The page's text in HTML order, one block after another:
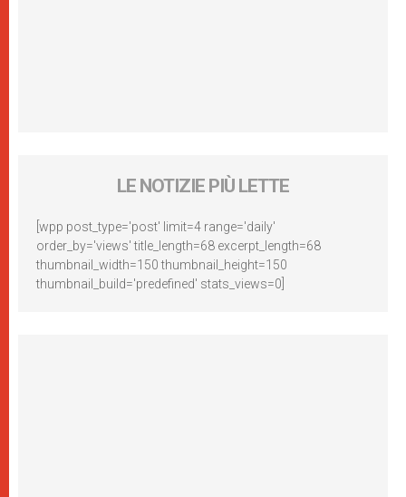
LE NOTIZIE PIÙ LETTE
[wpp post_type='post' limit=4 range='daily'
order_by='views' title_length=68 excerpt_length=68
thumbnail_width=150 thumbnail_height=150
thumbnail_build='predefined' stats_views=0]